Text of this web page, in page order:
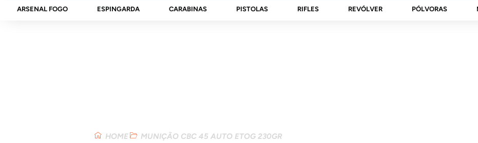
ARSENAL FOGO ESPINGARDA CARABINAS PISTOLAS RIFLES REVÓLVER PÓLVORAS
HOME MUNIÇÃO CBC 45 AUTO ETOG 230GR